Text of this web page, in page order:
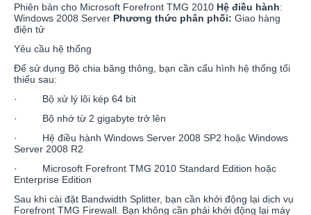
Phiên bản cho Microsoft Forefront TMG 2010 Hệ điều hành:
Windows 2008 Server Phương thức phân phối: Giao hàng
điện tử
Yêu cầu hệ thống
Để sử dụng Bộ chia băng thông, bạn cần cấu hình hệ thống tối
thiểu sau:
· Bộ xử lý lõi kép 64 bit
· Bộ nhớ từ 2 gigabyte trở lên
· Hệ điều hành Windows Server 2008 SP2 hoặc Windows
Server 2008 R2
· Microsoft Forefront TMG 2010 Standard Edition hoặc
Enterprise Edition
Sau khi cài đặt Bandwidth Splitter, bạn cần khởi động lại dịch vụ
Forefront TMG Firewall. Bạn không cần phải khởi động lại máy